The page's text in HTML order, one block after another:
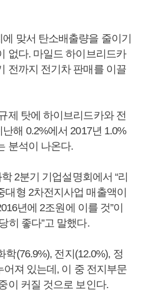
맞서 탄소배출량을 줄이기
없다. 마일드 하이브리드카
전까지 전기차 판매를 이끌
제 탓에 하이브리드카와 전
해 0.2%에서 2017년 1.0%
분석이 나온다.
2분기 기업설명회에서 “리
형 2차전지사업 매출액이
년에 2조원에 이를 것”이
히 좋다”고 말했다.
(76.9%), 전지(12.0%), 정
져 있는데, 이 중 전지부문
이 커질 것으로 보인다.